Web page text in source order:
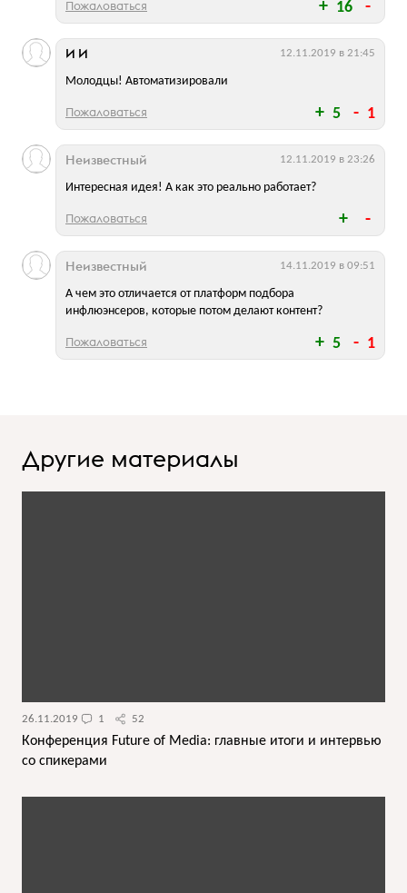
16
Пожаловаться
5 1
Молодцы! Автоматизировали
И И 12.11.2019 в 21:45
Пожаловаться
Интересная идея! А как это реально работает?
Неизвестный 12.11.2019 в 23:26
Пожаловаться
5 1
А чем это отличается от платформ подбора
инфлюэнсеров, которые потом делают контент?
Неизвестный 14.11.2019 в 09:51
Пожаловаться
Другие материалы
26.11.2019 1 52
Конференция Future of Media: главные итоги и интервью
со спикерами